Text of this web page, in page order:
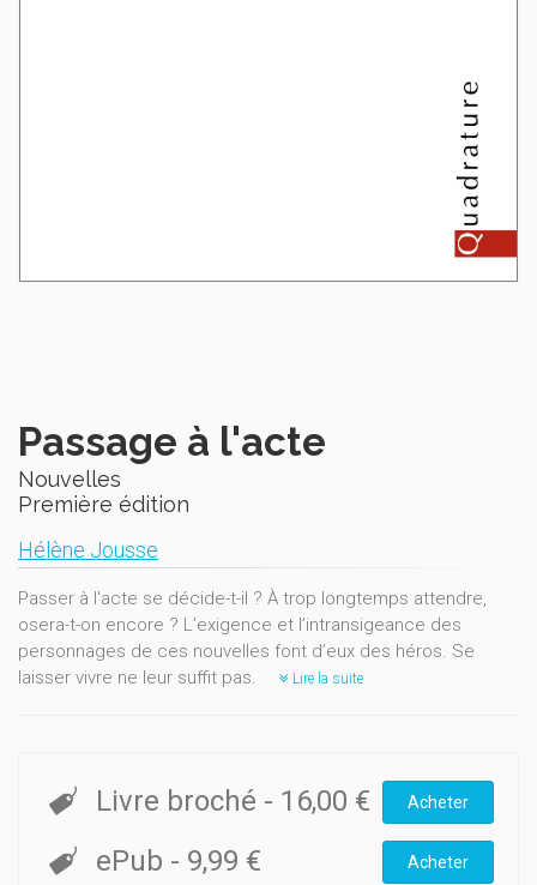
Passage à l'acte
Nouvelles
Première édition
Hélène Jousse
Passer à l'acte se décide-t-il ? À trop longtemps attendre,
osera-t-on encore ? L’exigence et l’intransigeance des
personnages de ces nouvelles font d’eux des héros. Se
laisser vivre ne leur suffit pas.
Lire la suite
Livre broché - 16,00 € Acheter
ePub - 9,99 € Acheter